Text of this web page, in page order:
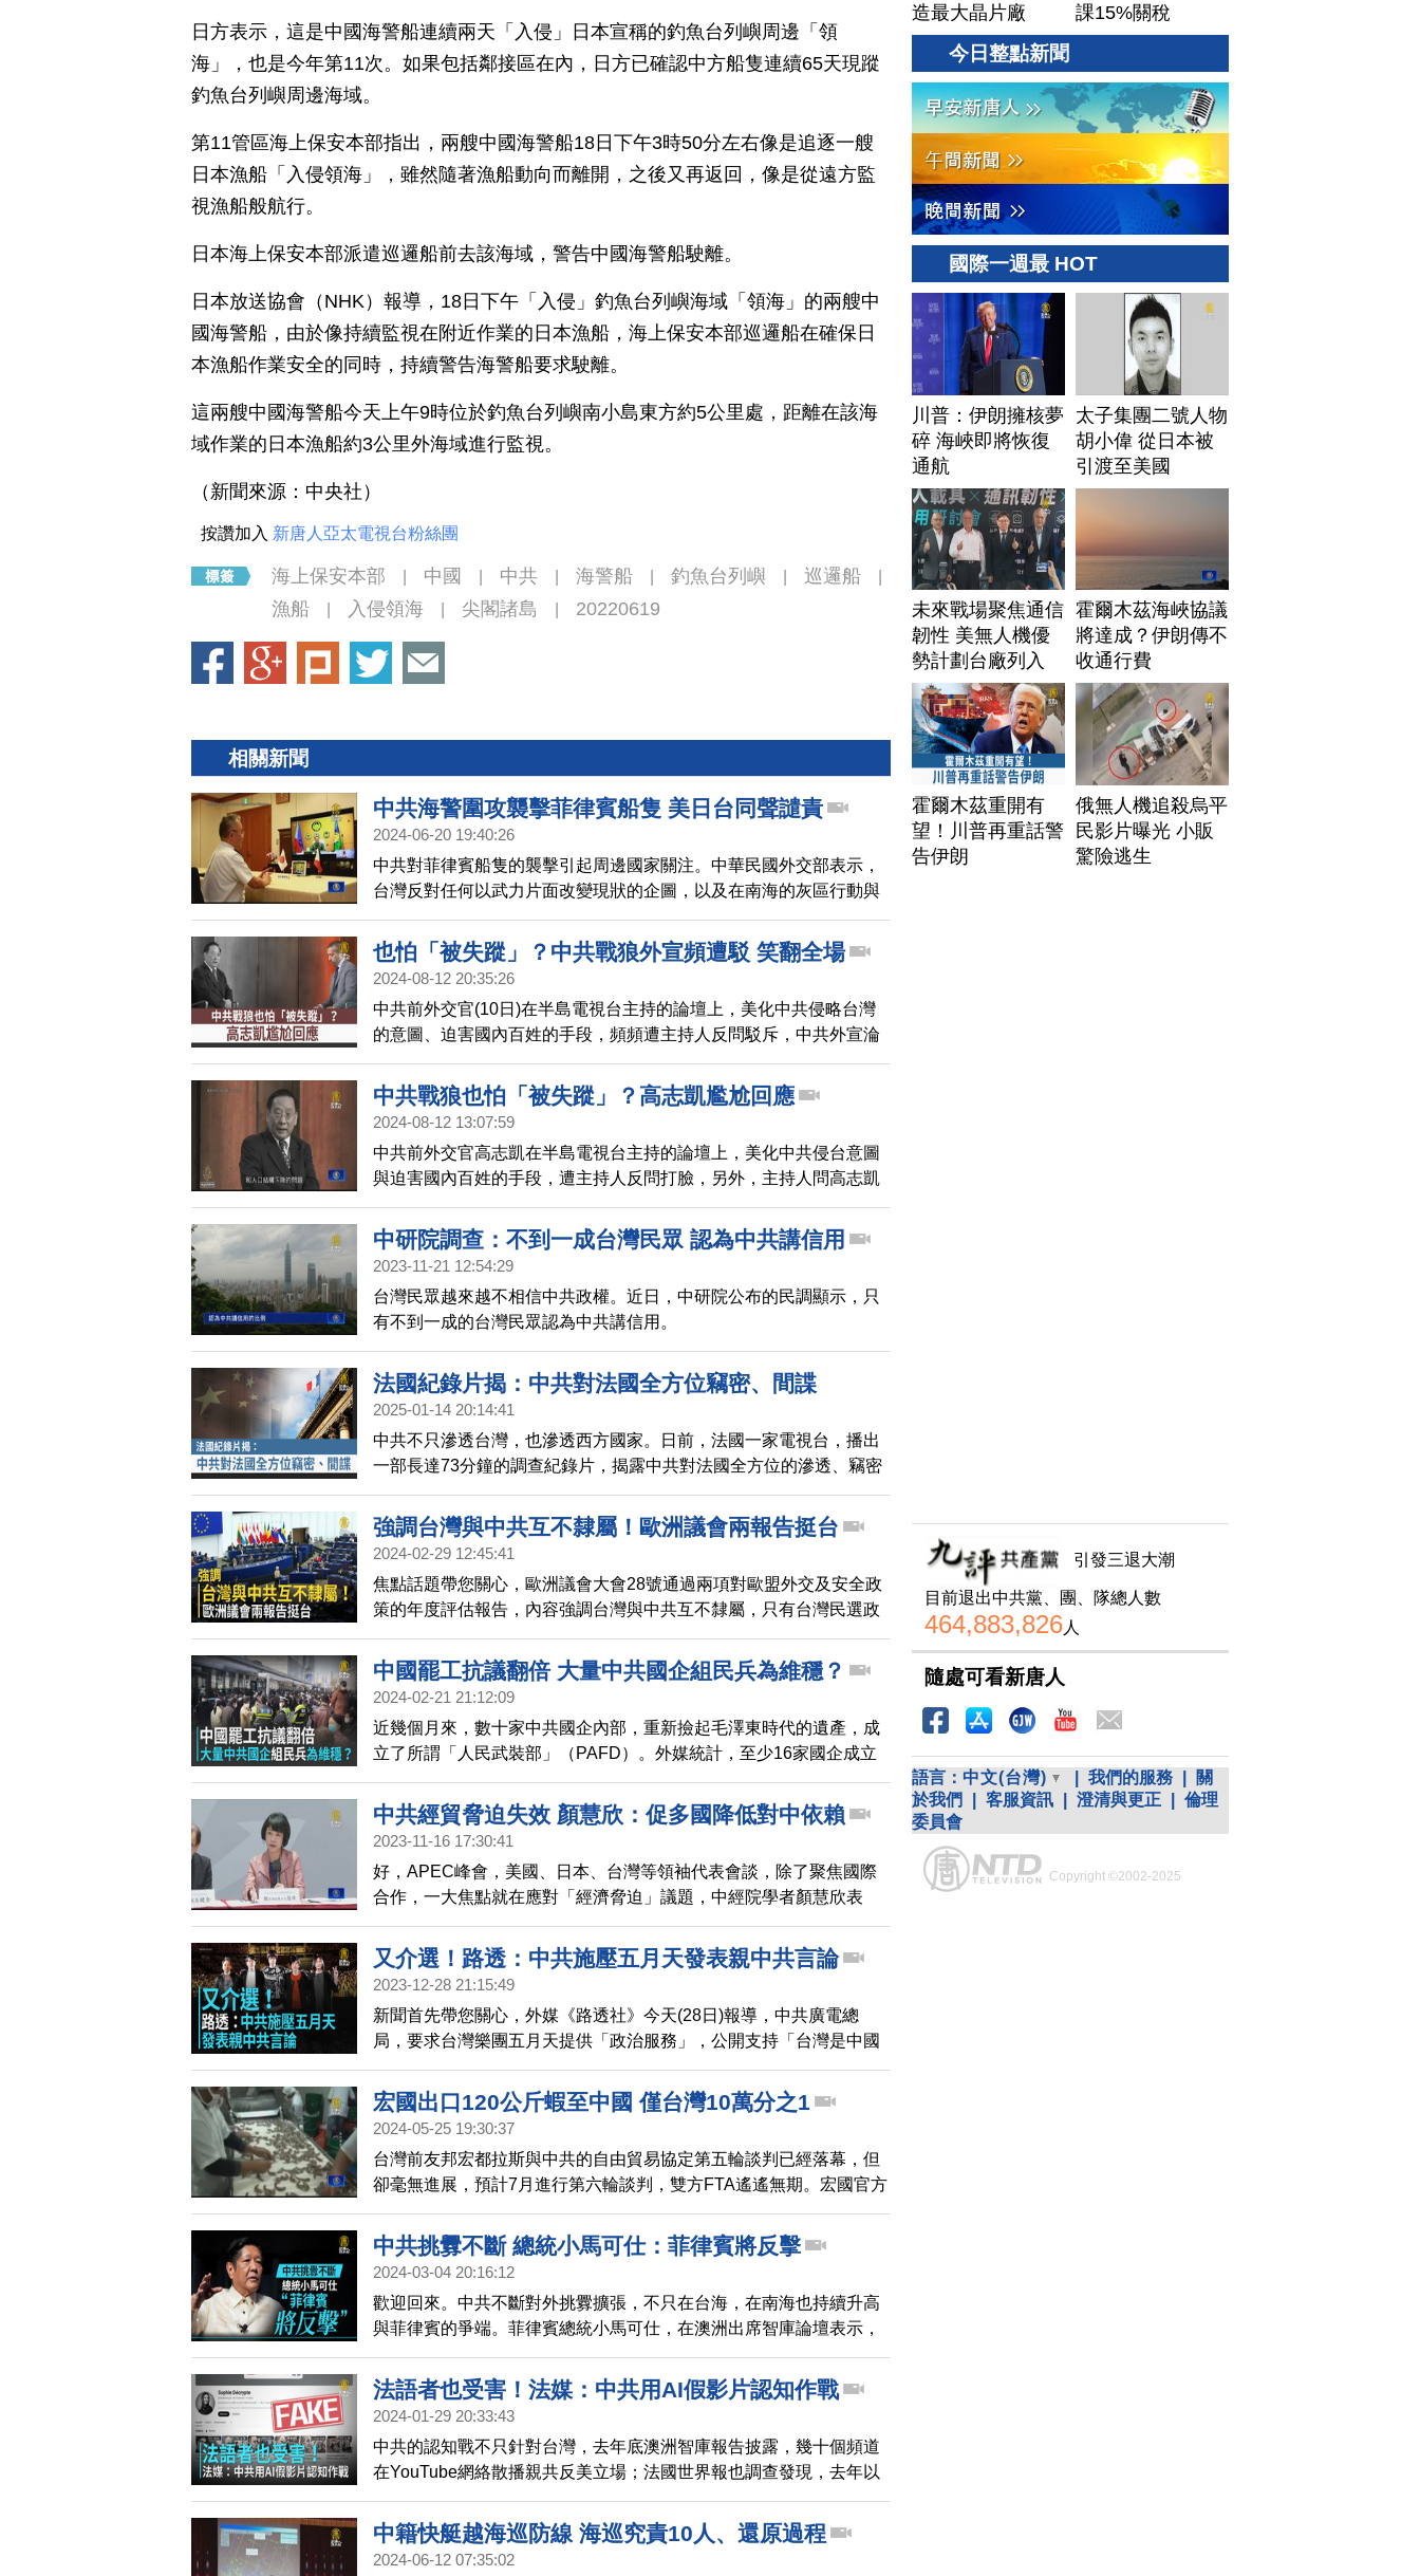
日方表示，這是中國海警船連續兩天「入侵」日本宣稱的釣魚台列嶼周邊「領
海」，也是今年第11次。如果包括鄰接區在內，日方已確認中方船隻連續65天現蹤
釣魚台列嶼周邊海域。
第11管區海上保安本部指出，兩艘中國海警船18日下午3時50分左右像是追逐一艘
日本漁船「入侵領海」，雖然隨著漁船動向而離開，之後又再返回，像是從遠方監
視漁船般航行。
日本海上保安本部派遣巡邏船前去該海域，警告中國海警船駛離。
日本放送協會（NHK）報導，18日下午「入侵」釣魚台列嶼海域「領海」的兩艘中
國海警船，由於像持續監視在附近作業的日本漁船，海上保安本部巡邏船在確保日
本漁船作業安全的同時，持續警告海警船要求駛離。
這兩艘中國海警船今天上午9時位於釣魚台列嶼南小島東方約5公里處，距離在該海
域作業的日本漁船約3公里外海域進行監視。
（新聞來源：中央社）
按讚加入 新唐人亞太電視台粉絲團
海上保安本部 中國 中共 海警船 釣魚台列嶼 巡邏船
漁船 入侵領海 尖閣諸島 20220619
相關新聞
中共海警圍攻襲擊菲律賓船隻 美日台同聲譴責
2024-06-20 19:40:26
中共對菲律賓船隻的襲擊引起周邊國家關注。中華民國外交部表示，
台灣反對任何以武力片面改變現狀的企圖，以及在南海的灰區行動與
軍事脅迫。美國國務卿布林肯也與菲律賓外長通話，譴責中共破壞區
域和平穩定，並重申美國根據《共同防禦條約》對菲律賓的堅定承
諾。此外，日本自衛隊統合幕僚長吉田圭秀，也與菲律賓參謀總長進
隊始終站在菲律賓這邊，並將深化與菲律賓及理念相近國家的合作。
也怕「被失蹤」？中共戰狼外宣頻遭駁 笑翻全場
2024-08-12 20:35:26
中共前外交官(10日)在半島電視台主持的論壇上，美化中共侵略台灣
的意圖、迫害國內百姓的手段，頻頻遭主持人反問駁斥，中共外宣淪
為笑柄，全場頻頻大笑。影片在網路熱傳。
中共戰狼也怕「被失蹤」？高志凱尷尬回應
2024-08-12 13:07:59
中共前外交官高志凱在半島電視台主持的論壇上，美化中共侵台意圖
與迫害國內百姓的手段，遭主持人反問打臉，另外，主持人問高志凱
是否也會害怕在中國因為說錯話被失蹤，高志凱只說，希望大家會來
救他。
中研院調查：不到一成台灣民眾 認為中共講信用
2023-11-21 12:54:29
台灣民眾越來越不相信中共政權。近日，中研院公布的民調顯示，只
有不到一成的台灣民眾認為中共講信用。
法國紀錄片揭：中共對法國全方位竊密、間諜
2025-01-14 20:14:41
中共不只滲透台灣，也滲透西方國家。日前，法國一家電視台，播出
一部長達73分鐘的調查紀錄片，揭露中共對法國全方位的滲透、竊密
行動，並指出，這是中共對法國的，秘密戰爭。法國國安單位則證
實，意識到中共行動嚴峻，並已採取反間諜措施。
強調台灣與中共互不隸屬！歐洲議會兩報告挺台
2024-02-29 12:45:41
焦點話題帶您關心，歐洲議會大會28號通過兩項對歐盟外交及安全政
策的年度評估報告，內容強調台灣與中共互不隸屬，只有台灣民選政
府可在國際舞台代表台灣人民，並譴責中共試圖以武力，片面改變台
海和平及穩定的現狀。
中國罷工抗議翻倍 大量中共國企組民兵為維穩？
2024-02-21 21:12:09
近幾個月來，數十家中共國企內部，重新撿起毛澤東時代的遺產，成
立了所謂「人民武裝部」（PAFD）。外媒統計，至少16家國企成立
民兵單位。學者分析，是因為中國經濟下滑，中共需要加大力度在國
內維穩。
中共經貿脅迫失效 顏慧欣：促多國降低對中依賴
2023-11-16 17:30:41
好，APEC峰會，美國、日本、台灣等領袖代表會談，除了聚焦國際
合作，一大焦點就在應對「經濟脅迫」議題，中經院學者顏慧欣表
示，中共經常以進出口貿易，灰色手段實行背後政治目的，但她分
析，到目前為止中共手段沒有太大效果，也促使多國降低對中依賴
度。
又介選！路透：中共施壓五月天發表親中共言論
2023-12-28 21:15:49
新聞首先帶您關心，外媒《路透社》今天(28日)報導，中共廣電總
局，要求台灣樂團五月天提供「政治服務」，公開支持「台灣是中國
的一部分」，並加入中共的「對台媒體宣傳」，但五月天沒有同意。
不過，中共當局威脅，如果不合作，就必須付出代價，12月初就對五
月天做出所謂假唱指控，遭到官方調查、罰款。
宏國出口120公斤蝦至中國 僅台灣10萬分之1
2024-05-25 19:30:37
台灣前友邦宏都拉斯與中共的自由貿易協定第五輪談判已經落幕，但
卻毫無進展，預計7月進行第六輪談判，雙方FTA遙遙無期。宏國官方
24日證實，即將出口120公斤的蝦子到中國，只相當於台灣2023年進
口量的10萬分之1，而這對於陷入困境的宏國蝦農來說，也只是杯水
車薪。
中共挑釁不斷 總統小馬可仕：菲律賓將反擊
2024-03-04 20:16:12
歡迎回來。中共不斷對外挑釁擴張，不只在台海，在南海也持續升高
與菲律賓的爭端。菲律賓總統小馬可仕，在澳洲出席智庫論壇表示，
如果中共質疑或忽視菲律賓的主權和管轄權，菲律賓將會反擊。
法語者也受害！法媒：中共用AI假影片認知作戰
2024-01-29 20:33:43
中共的認知戰不只針對台灣，去年底澳洲智庫報告披露，幾十個頻道
在YouTube網絡散播親共反美立場；法國世界報也調查發現，去年以
來，在YouTube上出現法語假頻道，利用AI製作假影片，宣揚親中共
反美內容。
中籍快艇越海巡防線 海巡究責10人、還原過程
2024-06-12 07:35:02
造最大晶片廠
Terafab
課15%關稅
今日整點新聞
國際一週最 HOT
川普：伊朗擁核夢
碎 海峽即將恢復
通航
太子集團二號人物
胡小偉 從日本被
引渡至美國
未來戰場聚焦通信
韌性 美無人機優
勢計劃台廠列入
霍爾木茲海峽協議
將達成？伊朗傳不
收通行費
霍爾木茲重開有
望！川普再重話警
告伊朗
俄無人機追殺烏平
民影片曝光 小販
驚險逃生
引發三退大潮
目前退出中共黨、團、隊總人數
464,883,826人
隨處可看新唐人
語言： 中文(台灣) 我們的服務
關
於我們
客服資訊 澄清與更正
倫理
委員會
Copyright ©2002-2025